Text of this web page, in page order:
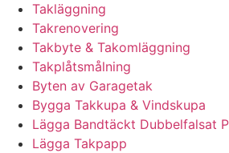
Takläggning
Takrenovering
Takbyte & Takomläggning
Takplåtsmålning
Byten av Garagetak
Bygga Takkupa & Vindskupa
Lägga Bandtäckt Dubbelfalsat
Lägga Takpapp